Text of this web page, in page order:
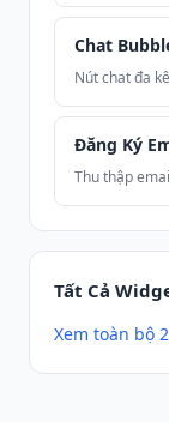
Chat
Nút chat đa
Đăng Ký
Thu thập
Tất Cả
Xem toàn bộ